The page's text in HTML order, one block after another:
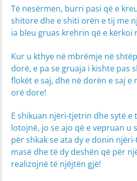
Të nesërmen, burri pasi që e
shitore dhe e shiti orën e tij me
ia bleu gruas krehrin që e kërkoi
Kur u kthye në mbrëmje në
dorë, e pa se gruaja i kishte pas
flokët e saj, dhe në dorën e saj
orë dore!
E shikuan njëri-tjetrin dhe sytë e
lotojnë, jo se ajo që e vepruan u
për shkak se ata dy e donin
masë dhe të dy deshën që për
realizojnë të njëjtën gjë!